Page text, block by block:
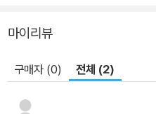
마다 날 안아 주시니까 떠든다고, 공부를 안 한다고, 마구 뛴다고 선생
님은 혼냅니다. 선생님이 혼내
래도 아이는 압니다. 선생님이
바란다는 것을요. 아이와 선생님
다. [일 학년이 되었어요] 교문 밖 우리 아빠 / 아직도 날 보네요 운동
마이리뷰
구매자 (0) 전체 (2)